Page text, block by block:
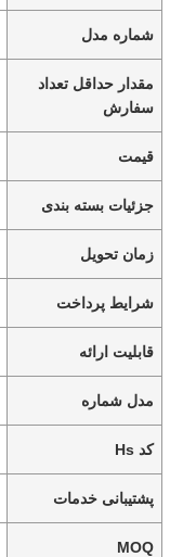
شماره مدل
مقدار حداقل تعداد
سفارش
قیمت
جزئیات بسته بندی
زمان تحویل
شرایط پرداخت
قابلیت ارائه
مدل شماره
کد Hs
پشتیبانی خدمات
MOQ